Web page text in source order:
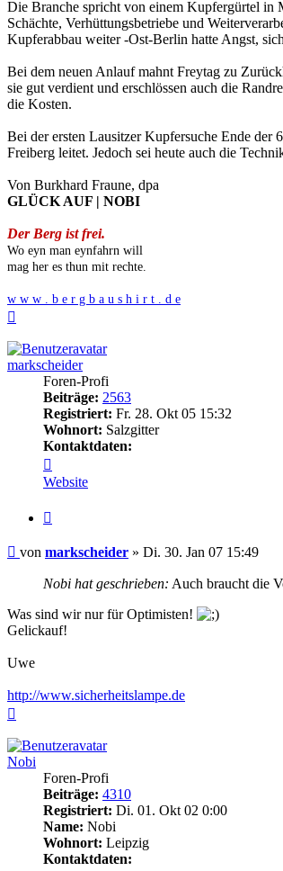
Die Branche spricht von einem Kupfergürtel in
Schächte, Verhüttungsbetriebe und
Kupferabbau weiter -Ost-Berlin hatte Angst,
Bei dem neuen Anlauf mahnt Freytag zu
sie gut verdient und erschlössen auch die
die Kosten.
Bei der ersten Lausitzer Kupfersuche Ende der
Freiberg leitet. Jedoch sei heute auch die
Von Burkhard Fraune, dpa
GLÜCK AUF | NOBI
Der Berg ist frei.
Wo eyn man eynfahrn will
mag her es thun mit rechte.
w w w . b e r g b a u s h i r t . d e
markscheider
Foren-Profi
Beiträge: 2563
Registriert: Fr. 28. Okt 05 15:32
Wohnort: Salzgitter
Kontaktdaten:
von
markscheider
Website
Beitrag
von markscheider » Di. 30. Jan 07 15:49
Nobi hat geschrieben: Auch braucht die
Was sind wir nur für Optimisten!
Gelickauf!
Uwe
http://www.sicherheitslampe.de
Nobi
Foren-Profi
Beiträge: 4310
Registriert: Di. 01. Okt 02 0:00
Name: Nobi
Wohnort: Leipzig
Kontaktdaten: